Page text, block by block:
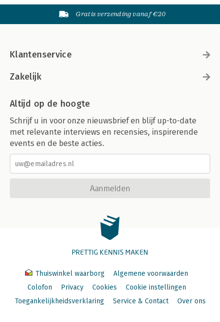
Gratis verzending vanaf €20
Klantenservice
Zakelijk
Altijd op de hoogte
Schrijf u in voor onze nieuwsbrief en blijf up-to-date
met relevante interviews en recensies, inspirerende
events en de beste acties.
Aanmelden
PRETTIG KENNIS MAKEN
Thuiswinkel waarborg
Algemene voorwaarden
Colofon
Privacy Cookies
Cookie instellingen
Toegankelijkheidsverklaring
Service & Contact Over ons